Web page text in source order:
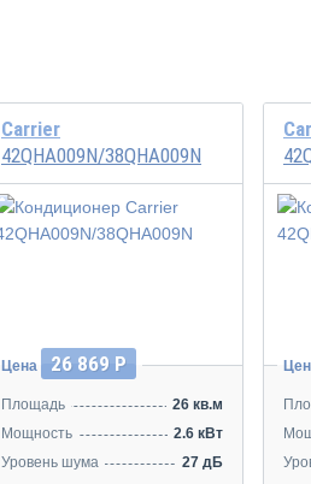
Carrier
42QHA009N/38QHA009N
Цена 26 869 Р
Площадь
26 кв.м
Мощность
2.6 кВт
Уровень шума
27 дБ